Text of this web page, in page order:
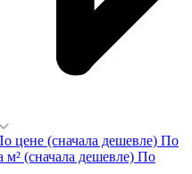
цене (сначала дешевле) По
м² (сначала дешевле) По